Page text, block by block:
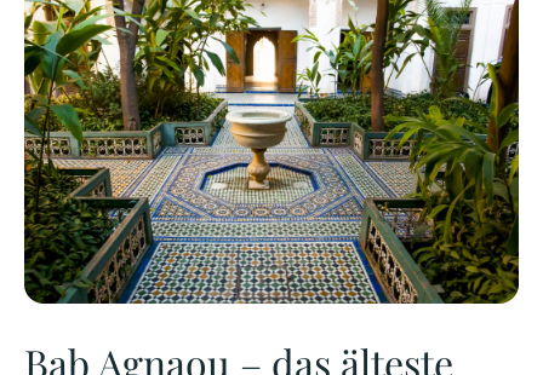
Bab Agnaou – das älteste